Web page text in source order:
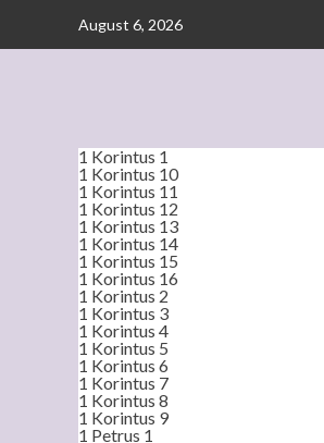
August 6, 2026
1 Korintus 1
1 Korintus 10
1 Korintus 11
1 Korintus 12
1 Korintus 13
1 Korintus 14
1 Korintus 15
1 Korintus 16
1 Korintus 2
1 Korintus 3
1 Korintus 4
1 Korintus 5
1 Korintus 6
1 Korintus 7
1 Korintus 8
1 Korintus 9
1 Petrus 1